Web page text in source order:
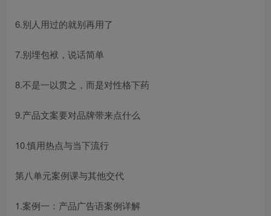
6.别人用过的就别再用了
7.别埋包袱，说话简单
8.不是一以贯之，而是对性格下药
9.产品文案要对品牌带来点什么
10.慎用热点与当下流行
第八单元案例课与其他交代
1.案例一：产品广告语案例详解